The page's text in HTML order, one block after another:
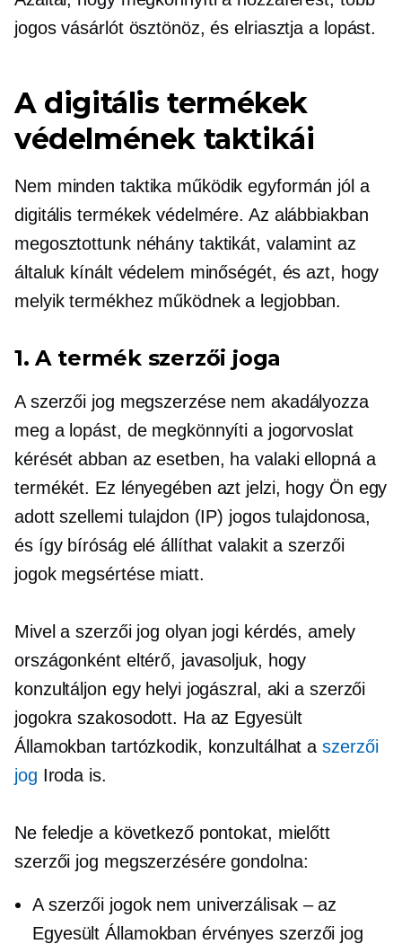
jogos vásárlót ösztönöz, és elriasztja a lopást.
A digitális termékek
védelmének taktikái
Nem minden taktika működik egyformán jól a
digitális termékek védelmére. Az alábbiakban
megosztottunk néhány taktikát, valamint az
általuk kínált védelem minőségét, és azt, hogy
melyik termékhez működnek a legjobban.
1. A termék szerzői joga
A szerzői jog megszerzése nem akadályozza
meg a lopást, de megkönnyíti a jogorvoslat
kérését abban az esetben, ha valaki ellopná a
termékét. Ez lényegében azt jelzi, hogy Ön egy
adott szellemi tulajdon (IP) jogos tulajdonosa,
és így bíróság elé állíthat valakit a szerzői
jogok megsértése miatt.
Mivel a szerzői jog olyan jogi kérdés, amely
országonként eltérő, javasoljuk, hogy
konzultáljon egy helyi jogászral, aki a szerzői
jogokra szakosodott. Ha az Egyesült
Államokban tartózkodik, konzultálhat aszerzői
jog Iroda is.
Ne feledje a következő pontokat, mielőtt
szerzői jog megszerzésére gondolna:
A szerzői jogok nem univerzálisak – az
Egyesült Államokban érvényes szerzői jog